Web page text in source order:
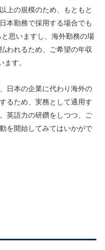
上の規模のため、もともと
本勤務で採用する場合でも
思いますし、海外勤務の場
われるため、ご希望の年収
す。
日本の企業に代わり海外の
るため、実務として通用す
英語力の研鑽をしつつ、ご
を開始してみてはいかがで